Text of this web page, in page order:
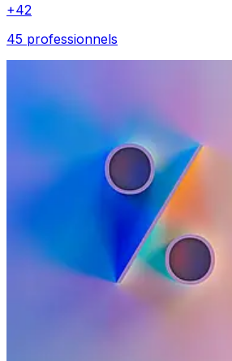
+42
45 professionnels